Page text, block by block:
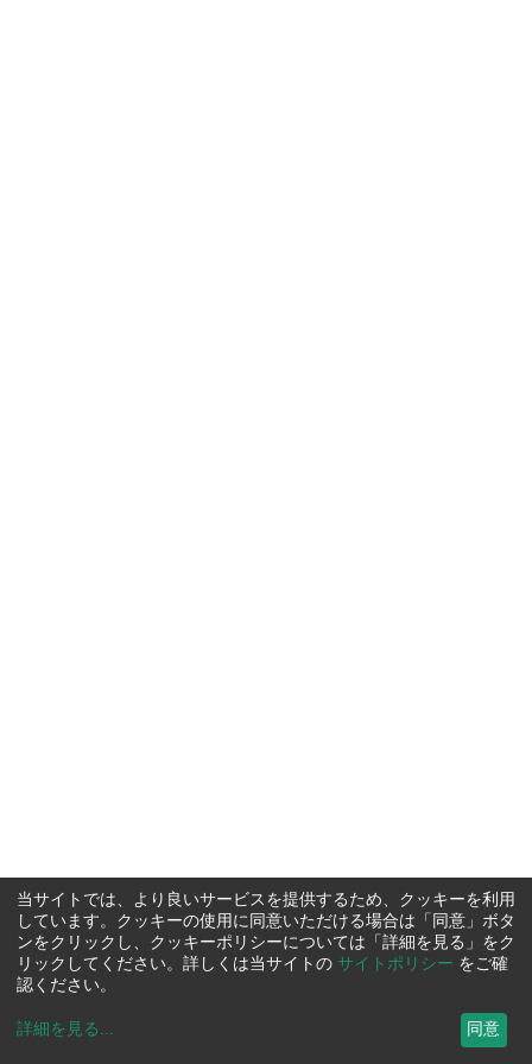
当サイトでは、より良いサービスを提供するため、クッキーを利用
しています。クッキーの使用に同意いただける場合は「同意」ボタ
ンをクリックし、クッキーポリシーについては「詳細を見る」をク
リックしてください。詳しくは当サイトの サイトポリシー をご確
認ください。
詳細を見る ... 同意